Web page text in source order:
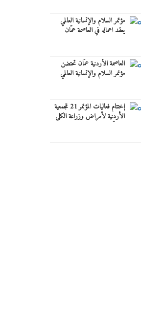
مؤتمر السلام والإنسانية العالمي
يعقد اعماله في العاصمة عمّان
العاصمة الأردنية عمّان تحتضن
مؤتمر السلام والإنسانية العالمي
إختتام فعاليات المؤتمر 21 للجمعية
الأردنية لأمراض وزراعة الكلى